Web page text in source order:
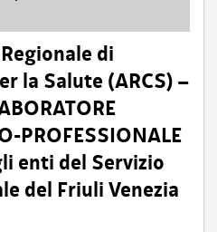
di
la Salute (ARCS) –
PROFESSIONALE
enti del Servizio
del Friuli Venezia